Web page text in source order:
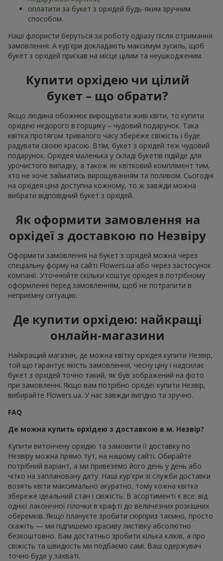
оплатити за букет з орхідей будь-яким зручним
способом.
Наші флористи беруться за роботу одразу після отримання
замовлення. А кур’єри докладають максимум зусиль, щоб
букет з орхідей приїхав на місце цілим та неушкодженим.
Купити орхідею чи цілий
букет – що обрати?
Якщо людина обожнює вирощувати живі квіти, то купити
орхідею недорого в горщику – чудовий подарунок. Така
квітка протягом тривалого часу збереже свіжість і буде
радувати своєю красою. Втім, букет з орхідей теж чудовий
подарунок. Орхідея маленька у складі букетів підійде для
урочистого випадку, а також як квітковий комплімент тим,
хто не хоче займатись вирощуванням та поливом. Сьогодні
на орхідея ціна доступна кожному, то ж завжди можна
вибрати відповідний букет з орхідей.
Як оформити замовлення на
орхідеї з доставкою по Незвіру
Оформити замовлення на букет з орхідей можна через
спеціальну форму на сайті Flowers.ua або через застосунок
компанії. Уточнюйте скільки коштує орхідея в потрібному
оформленні перед замовленням, щоб не потрапити в
неприємну ситуацію.
Де купити орхідею: найкращі
онлайн-магазини
Найкращий магазин, де можна квітку орхідея купити Незвір,
той що гарантує якість замовлення, чесну ціну і надсилає
букет з орхідей точно такий, як був зображений на фото
при замовленні. Якщо вам потрібно орхідеї купити Незвір,
вибирайте Flowers.ua. У нас завжди вигідно та зручно.
FAQ
Де можна купить орхідею з доставкою в м. Незвір?
Купити витончену орхідію та замовити її доставку по
Незвіру можна прямо тут, на нашому сайті. Обирайте
потрібний варіант, а ми привеземо його день у день або
чітко на заплановану дату. Наші кур'єри зі служби доставки
возять квіти максимально акуратно, тому кожна квітка
збереже ідеальний стан і свіжість. В асортименті є все: від
однієї лаконічної гілочки в крафті до величезних розкішних
оберемків. Якщо плануєте зробити сюрприз таємно, просто
скажіть — ми підпишемо красиву листівку абсолютно
безкоштовно. Вам достатньо зробити кілька кліків, а про
свіжість та швидкість ми подбаємо самі. Ваш одержувач
точно буде у захваті.